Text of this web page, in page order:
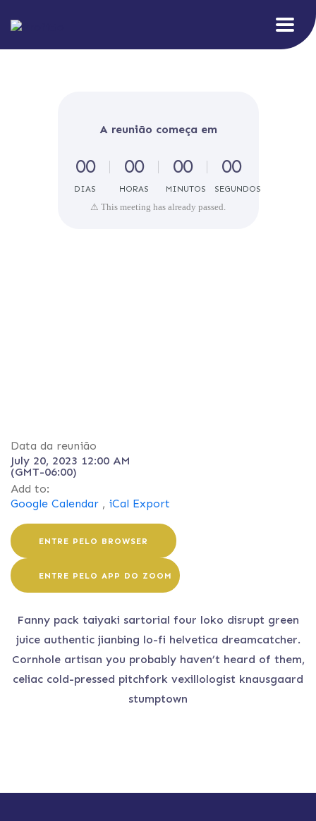
A reunião começa em
DIAS
00
HORAS
00
MINUTOS
00
SEGUNDOS
00
⚠ This meeting has already passed.
Data da reunião
July 20, 2023 12:00 AM
(GMT-06:00)
Add to:
Google Calendar , iCal Export
ENTRE PELO BROWSER
ENTRE PELO APP DO ZOOM
Fanny pack taiyaki sartorial four loko disrupt green
juice authentic jianbing lo-fi helvetica dreamcatcher.
Cornhole artisan you probably haven’t heard of them,
celiac cold-pressed pitchfork vexillologist knausgaard
stumptown